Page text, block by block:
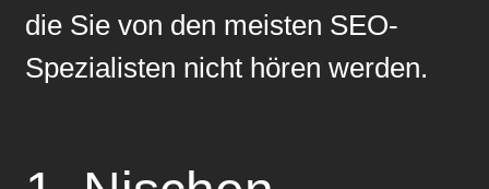
die Sie von den meisten SEO-
Spezialisten nicht hören werden.